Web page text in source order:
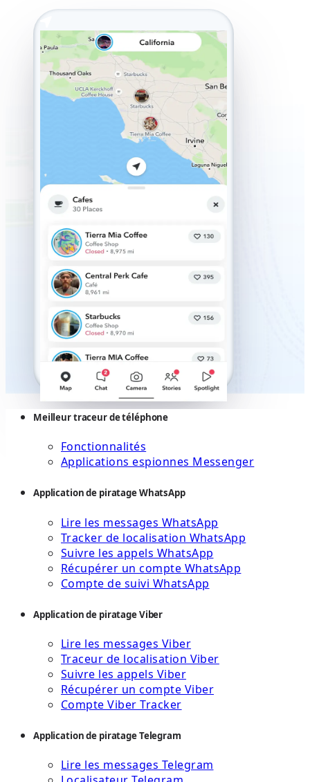
Meilleur traceur de téléphone
Fonctionnalités
Applications espionnes Messenger
Application de piratage WhatsApp
Lire les messages WhatsApp
Tracker de localisation WhatsApp
Suivre les appels WhatsApp
Récupérer un compte WhatsApp
Compte de suivi WhatsApp
Application de piratage Viber
Lire les messages Viber
Traceur de localisation Viber
Suivre les appels Viber
Récupérer un compte Viber
Compte Viber Tracker
Application de piratage Telegram
Lire les messages Telegram